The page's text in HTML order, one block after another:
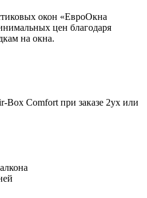
окон «ЕвроОкна
цен благодаря
на окна.
Comfort при заказе 2ух или